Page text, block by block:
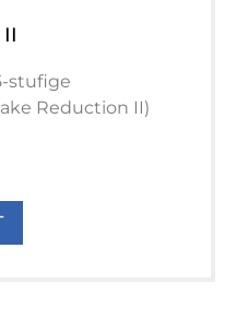
II
stufige
Reduction II)